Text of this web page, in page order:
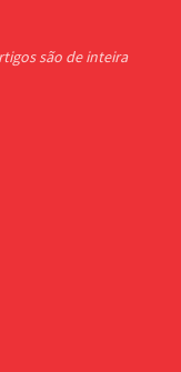
são de inteira